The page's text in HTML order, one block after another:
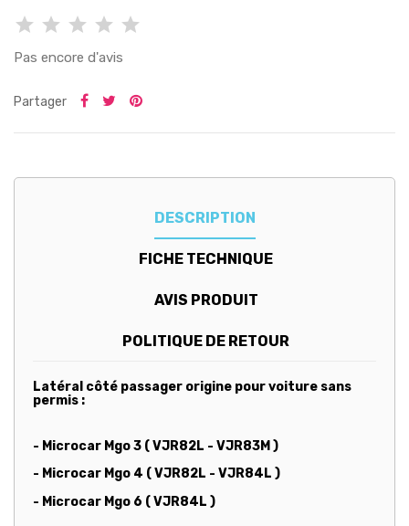
Pas encore d'avis
Partager
DESCRIPTION
FICHE TECHNIQUE
AVIS PRODUIT
POLITIQUE DE RETOUR
Latéral côté passager origine pour voiture sans
permis :
- Microcar Mgo 3 ( VJR82L - VJR83M )
- Microcar Mgo 4 ( VJR82L - VJR84L )
- Microcar Mgo 6 ( VJR84L )